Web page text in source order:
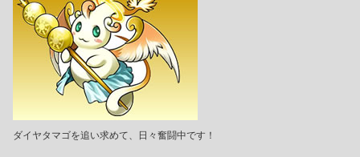
ダイヤタマゴを追い求めて、日々奮闘中です！